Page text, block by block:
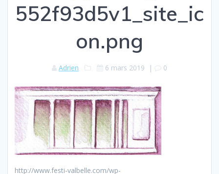
552f93d5v1_site_ic
on.png
Adrien 6 mars 2019 | 0
http://www.festi-valbelle.com/wp-